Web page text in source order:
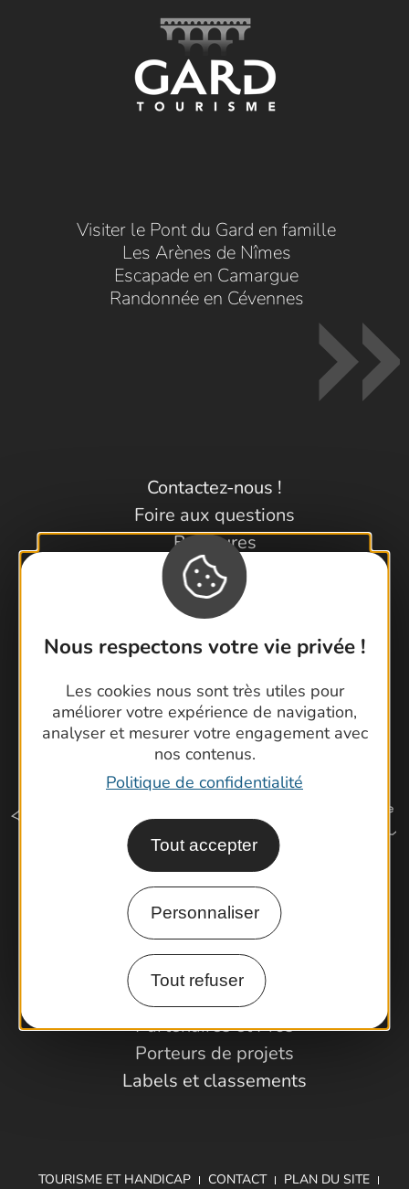
Nous respectons votre vie privée !
Les cookies nous sont très utiles pour
améliorer votre expérience de navigation,
analyser et mesurer votre engagement avec
nos contenus.
Politique de confidentialité
Tout accepter
Personnaliser
Tout refuser
Visiter le Pont du Gard en famille
Les Arènes de Nîmes
Escapade en Camargue
Randonnée en Cévennes
Contactez-nous !
Foire aux questions
Brochures
Cartoguides et Topoguides
Latitude Gard
Espace Pro
Observatoire
Partenaires et Pros
Porteurs de projets
Labels et classements
TOURISME ET HANDICAP CONTACT PLAN DU SITE